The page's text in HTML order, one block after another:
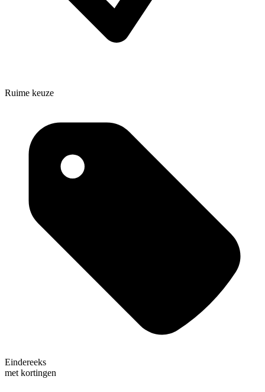
Ruime keuze
Eindereeks
met kortingen